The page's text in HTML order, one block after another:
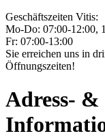
Geschäftszeiten Vitis:
Mo-Do: 07:00-12:00,
Fr: 07:00-13:00
Sie erreichen uns in
Öffnungszeiten!
Adress-